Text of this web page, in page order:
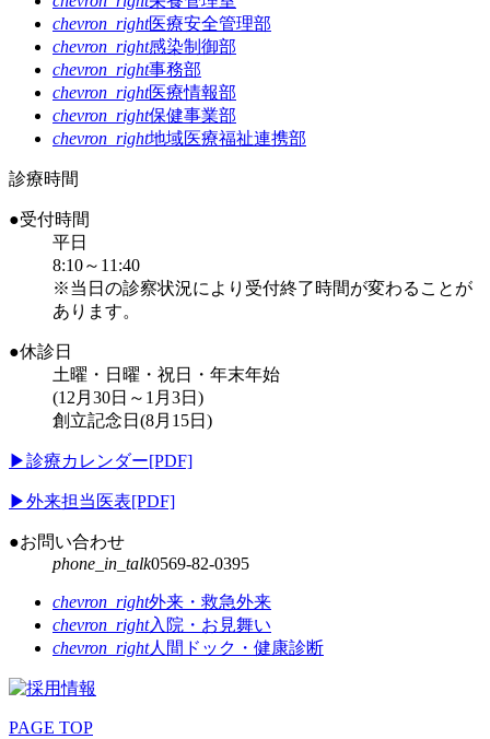
chevron_right医療安全管理部
chevron_right感染制御部
chevron_right事務部
chevron_right医療情報部
chevron_right保健事業部
chevron_right地域医療福祉連携部
診療時間
●受付時間
平日
8:10～11:40
※当日の診察状況により受付終了時間が変わることが
あります。
●休診日
土曜・日曜・祝日・年末年始
(12月30日～1月3日)
創立記念日(8月15日)
▶診療カレンダー[PDF]
▶外来担当医表[PDF]
●お問い合わせ
phone_in_talk0569-82-0395
chevron_right外来・救急外来
chevron_right入院・お見舞い
chevron_right人間ドック・健康診断
PAGE TOP